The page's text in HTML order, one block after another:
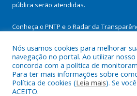
pública serão atendidas.
Conheça o PNTP e o Radar da
Todos os direitos reservados a
Cachoeira do Arari.
Nós usamos cookies para melhorar
navegação no portal. Ao utilizar
concorda com a política de
Para ter mais informações sobre
Política de cookies (Leia mais). Se
ACEITO.